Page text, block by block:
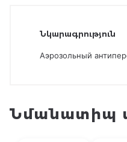
Նկարագրություն
Аэрозольный
Նմանատիպ